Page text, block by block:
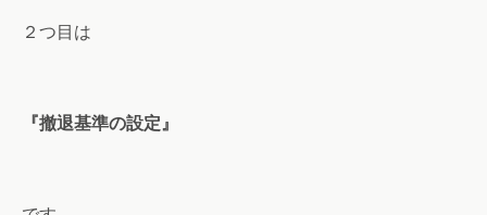
２つ目は
『撤退基準の設定』